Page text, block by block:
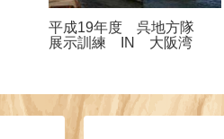
平成19年度 呉地方隊
展示訓練 IN 大阪湾